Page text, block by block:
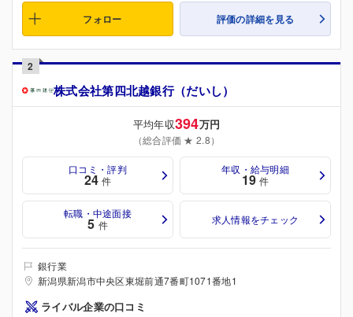
フォロー 評価の詳細を見る
2
株式会社第四北越銀行（だいし）
平均年収394万円
（総合評価 ★ 2.8）
口コミ・評判
24 件
年収・給与明細
19 件
転職・中途面接
5 件 求人情報をチェック
銀行業
新潟県新潟市中央区東堀前通7番町1071番地1
ライバル企業の口コミ